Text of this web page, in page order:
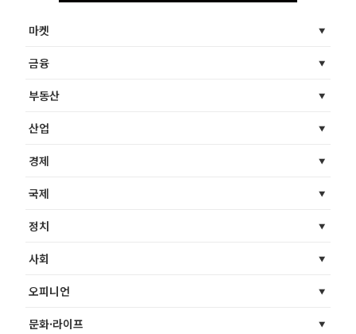
마켓
금융
부동산
산업
경제
국제
정치
사회
오피니언
문화·라이프